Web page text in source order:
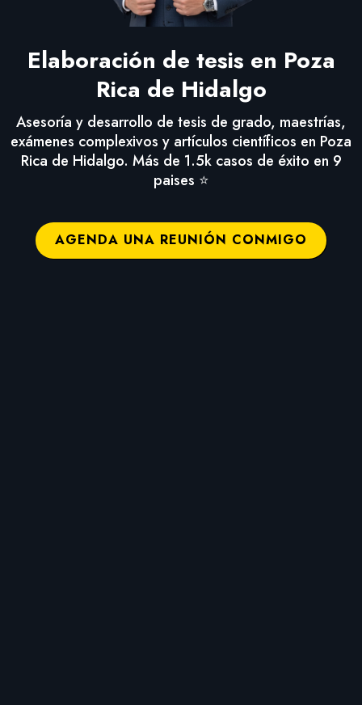
Elaboración de tesis en Poza
Rica de Hidalgo
Asesoría y desarrollo de tesis de grado, maestrías,
exámenes complexivos y artículos científicos en Poza
Rica de Hidalgo. Más de 1.5k casos de éxito en 9
paises ⭐
AGENDA UNA REUNIÓN CONMIGO